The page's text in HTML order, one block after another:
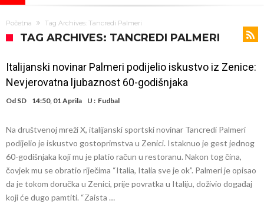
Atletika?!
Ovo se Novaku nikad nije dešavalo: Sinner i Alcaraz odustaju, a
Mourinho uvodi strogu disciplinu u Real Madrid. Ovo su tri nova
zatvora
Jake Paul kreće u rušenje UFC-a
Mudrik se vratio na teren nakon više od 600 dana. Odmah ide na
posudbu?
Real Madrid odlučio: Endrick ide u Premier ligu!
Početna Tag Archives: Tancredi Palmeri
TAG ARCHIVES: TANCREDI PALMERI
Italijanski novinar Palmeri podijelio iskustvo iz Zenice:
Nevjerovatna ljubaznost 60-godišnjaka
Od SD 14:50, 01 Aprila U : Fudbal
Na društvenoj mreži X, italijanski sportski novinar Tancredi Palmeri
podijelio je iskustvo gostoprimstva u Zenici. Istaknuo je gest jednog
60-godišnjaka koji mu je platio račun u restoranu. Nakon tog čina,
čovjek mu se obratio riječima “Italia, Italia sve je ok”. Palmeri je opisao
da je tokom doručka u Zenici, prije povratka u Italiju, doživio događaj
koji će dugo pamtiti. “Zaista …